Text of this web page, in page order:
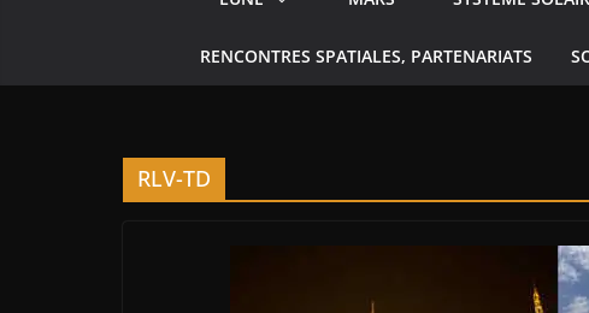
RENCONTRES SPATIALES, PARTENARIATS
RLV-TD